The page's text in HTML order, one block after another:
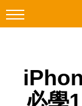
Facebook
科技焦點